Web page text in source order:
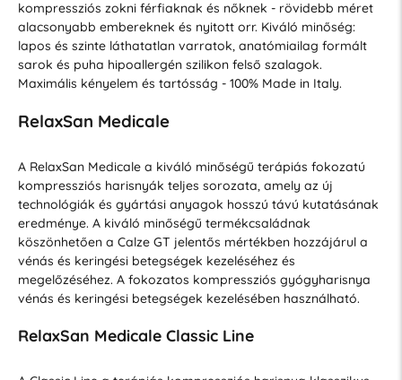
kompressziós zokni férfiaknak és nőknek - rövidebb méret
alacsonyabb embereknek és nyitott orr. Kiváló minőség:
lapos és szinte láthatatlan varratok, anatómiailag formált
sarok és puha hipoallergén szilikon felső szalagok.
Maximális kényelem és tartósság - 100% Made in Italy.
RelaxSan Medicale
A RelaxSan Medicale a kiváló minőségű terápiás fokozatú
kompressziós harisnyák teljes sorozata, amely az új
technológiák és gyártási anyagok hosszú távú kutatásának
eredménye. A kiváló minőségű termékcsaládnak
köszönhetően a Calze GT jelentős mértékben hozzájárul a
vénás és keringési betegségek kezeléséhez és
megelőzéséhez. A fokozatos kompressziós gyógyharisnya
vénás és keringési betegségek kezelésében használható.
RelaxSan Medicale Classic Line